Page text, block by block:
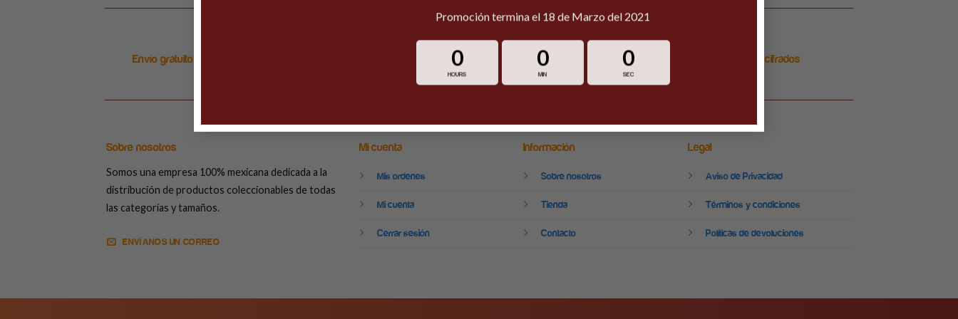
Promoción termina el 18 de Marzo del 2021
0
HOURS
0
MIN
0
SEC
Envío gratuito en ordenes arriba de $999 Estamos disponibles 24/7 Pagos 100% seguros y cifrados
Sobre nosotros
Somos una empresa 100% mexicana dedicada a la
distribución de productos coleccionables de todas
las categorías y tamaños.
ENVÍANOS UN CORREO
Mi cuenta
Mis ordenes
Mi cuenta
Cerrar sesión
Información
Sobre nosotros
Tienda
Contacto
Legal
Aviso de Privacidad
Términos y condiciones
Políticas de devoluciones